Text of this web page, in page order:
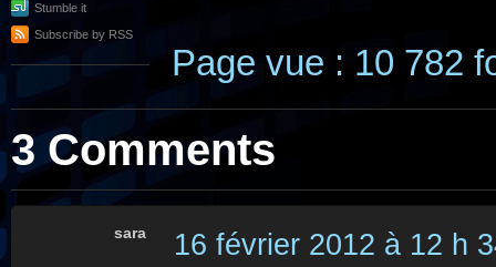
Stumble it
Subscribe by RSS
Page vue : 10 782
3 Comments
sara 16 février 2012 à 12 h